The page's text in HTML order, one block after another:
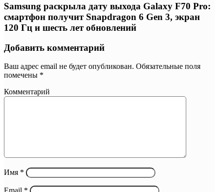
Samsung раскрыла дату выхода Galaxy F70 Pro:
смартфон получит Snapdragon 6 Gen 3, экран
120 Гц и шесть лет обновлений
Добавить комментарий
Ваш адрес email не будет опубликован. Обязательные поля
помечены *
Комментарий
Имя *